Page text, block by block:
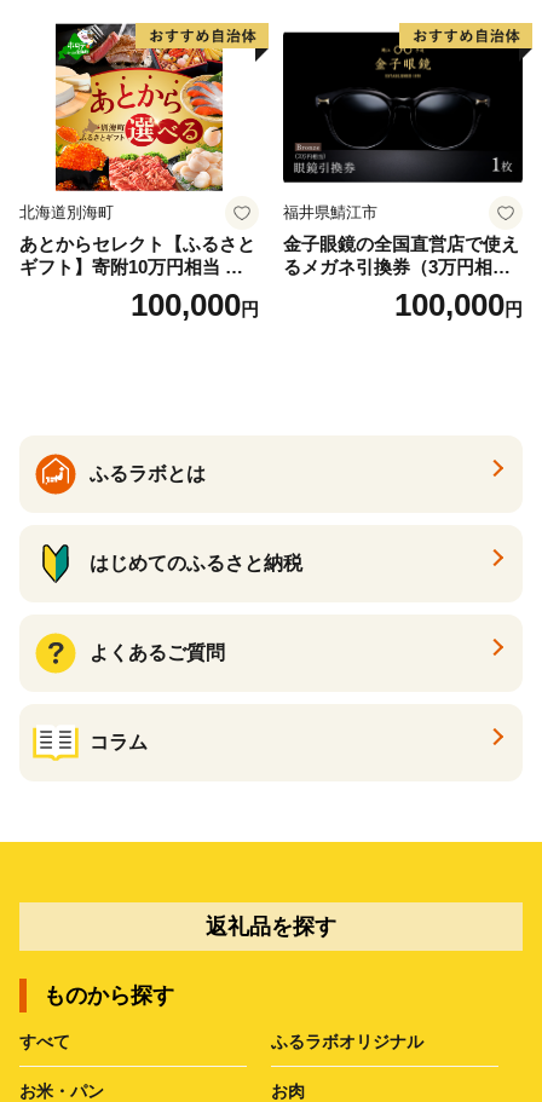
北海道別海町
あとからセレクト【ふるさと
ギフト】寄附10万円相当 あ
とから選べる！ ギフト いく
ら ほたて 海鮮 牛肉 別海町
ギフト ふるさと納税 ）
100,000円
福井県鯖江市
金子眼鏡の全国直営店で使え
るメガネ引換券（3万円相
100,000円
ふるラボとは
はじめてのふるさと納税
よくあるご質問
コラム
返礼品を探す
ものから探す
すべて ふるラボオリジナル
お米・パン お肉